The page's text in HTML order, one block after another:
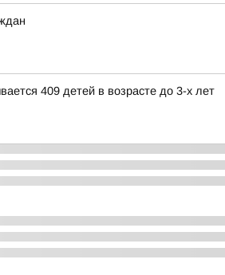
409 детей в возрасте до 3-х лет